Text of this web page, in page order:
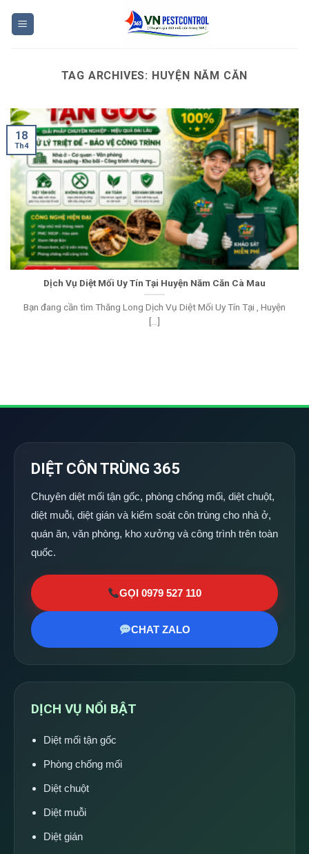
TAG ARCHIVES: HUYỆN NĂM CĂN
Dịch Vụ Diệt Mối Uy Tín Tại Huyện Năm Căn Cà Mau
Bạn đang cần tìm Thăng Long Dịch Vụ Diệt Mối Uy Tín Tại , Huyện
[...]
18
Th4
DIỆT CÔN TRÙNG 365
Chuyên diệt mối tận gốc, phòng chống mối, diệt chuột,
diệt muỗi, diệt gián và kiểm soát côn trùng cho nhà ở,
quán ăn, văn phòng, kho xưởng và công trình trên toàn
quốc.
GỌI 0979 527 110
CHAT ZALO
DỊCH VỤ NỔI BẬT
Diệt mối tận gốc
Phòng chống mối
Diệt chuột
Diệt muỗi
Diệt gián